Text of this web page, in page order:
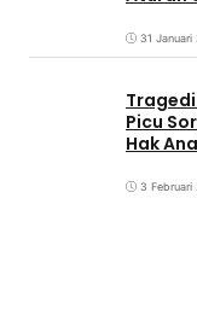
31 Januari
Tragedi
Picu
Hak
3 Februari